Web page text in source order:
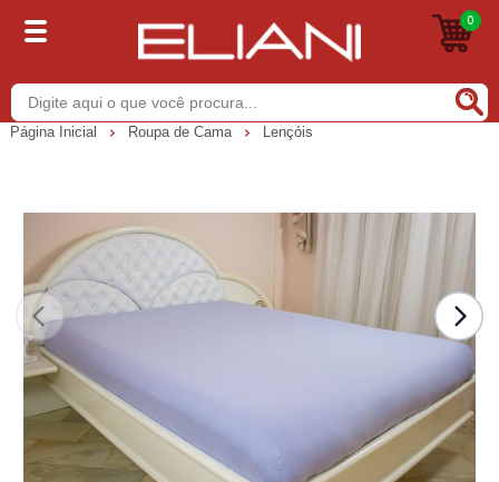
0
Página Inicial Roupa de Cama Lençóis